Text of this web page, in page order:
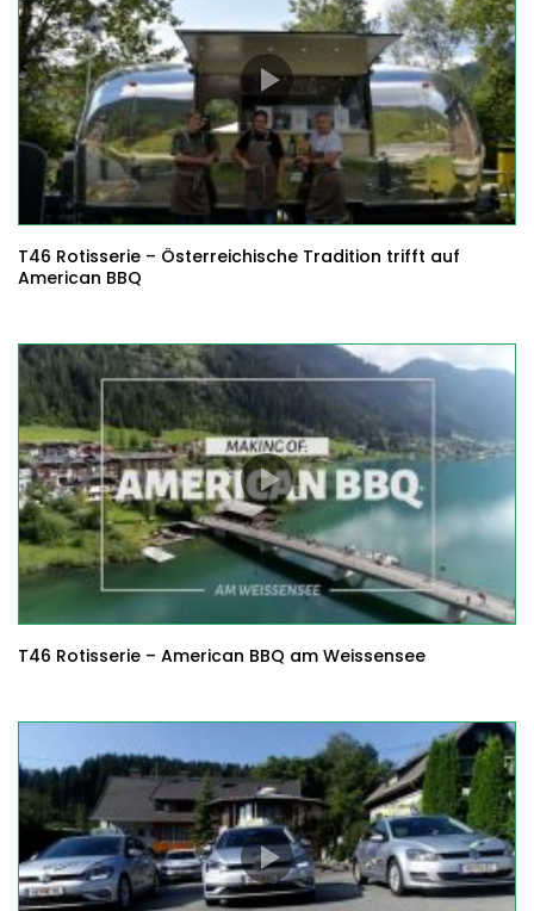
T46 Rotisserie – Österreichische Tradition trifft auf
American BBQ
T46 Rotisserie – American BBQ am Weissensee